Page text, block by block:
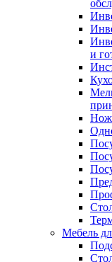
и
Мебель